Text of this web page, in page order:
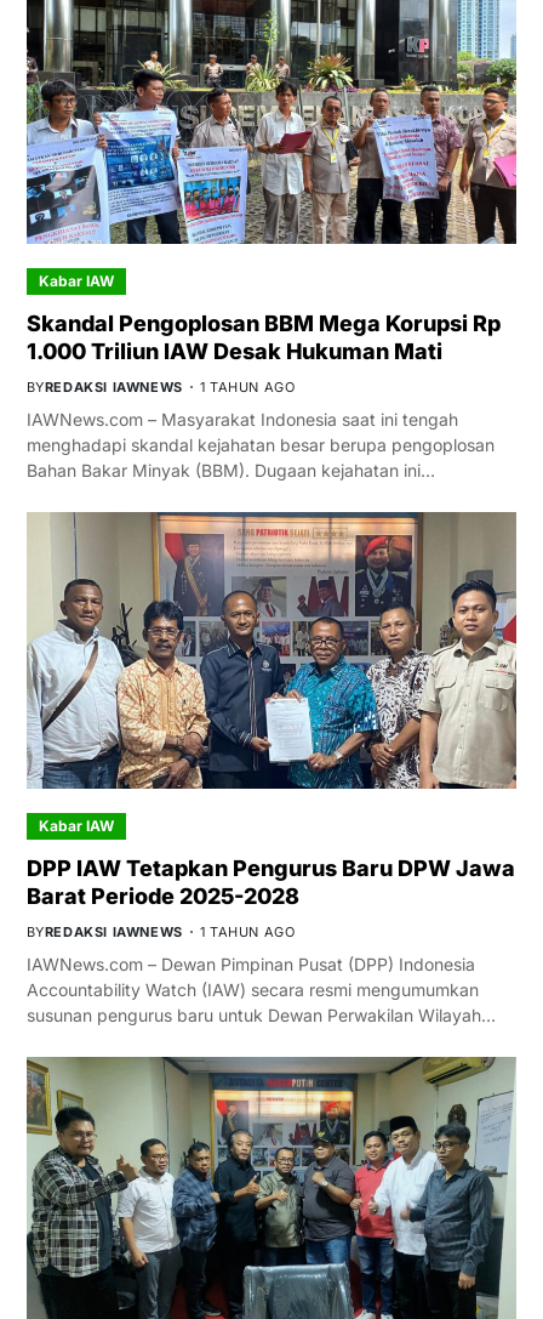
Kabar IAW
Skandal Pengoplosan BBM Mega Korupsi Rp
1.000 Triliun IAW Desak Hukuman Mati
BYREDAKSI IAWNEWS 1 TAHUN AGO
IAWNews.com – Masyarakat Indonesia saat ini tengah
menghadapi skandal kejahatan besar berupa pengoplosan
Bahan Bakar Minyak (BBM). Dugaan kejahatan ini…
Kabar IAW
DPP IAW Tetapkan Pengurus Baru DPW Jawa
Barat Periode 2025-2028
BYREDAKSI IAWNEWS 1 TAHUN AGO
IAWNews.com – Dewan Pimpinan Pusat (DPP) Indonesia
Accountability Watch (IAW) secara resmi mengumumkan
susunan pengurus baru untuk Dewan Perwakilan Wilayah…